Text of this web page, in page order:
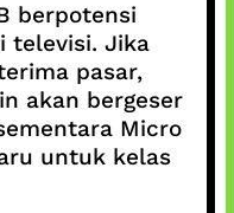
berpotensi
televisi. Jika
pasar,
akan bergeser
Micro
untuk kelas